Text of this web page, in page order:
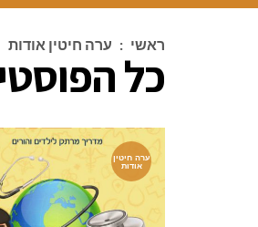
ראשי : ערה חיטין אודות
כל
ערה חיטין
אודות